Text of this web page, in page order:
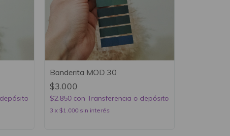
Banderita MOD 30
$3.000
$2.850 con Transferencia o depósito
3 x $1.000 sin interés